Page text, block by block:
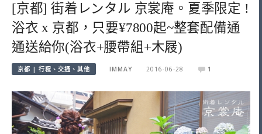
[京都] 街着レンタル 京裳庵。夏季限定 !
浴衣 x 京都，只要¥7800起~整套配備通
通送給你(浴衣+腰帶組+木屐)
京都 | 行程、交通、其他 IMMAY 2016-06-28 1